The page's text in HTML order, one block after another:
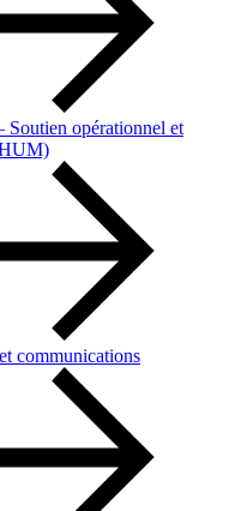
Soutien opérationnel et
communications